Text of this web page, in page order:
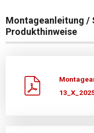
Montageanleitung /
Produkthinweise